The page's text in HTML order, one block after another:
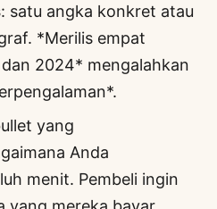
: satu angka konkret atau
*Merilis empat
2024* mengalahkan
yang
Anda
menit. Pembeli ingin